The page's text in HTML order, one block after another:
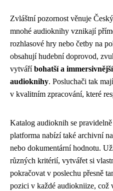
Zvláštní pozornost věnuje
mnohé audioknihy vznikají
rozhlasové hry nebo četby na
obsahují hudební doprovod,
vytváříbohatší a
audioknihy. Posluchači tak
v kvalitním zpracování, které
Katalog audioknih se
platforma nabízí také archivní
nebo dokumentární hodnotu.
různých kritérií, vytvářet si
pokračovat v poslechu přesně
pozici v každé audiokniize, což